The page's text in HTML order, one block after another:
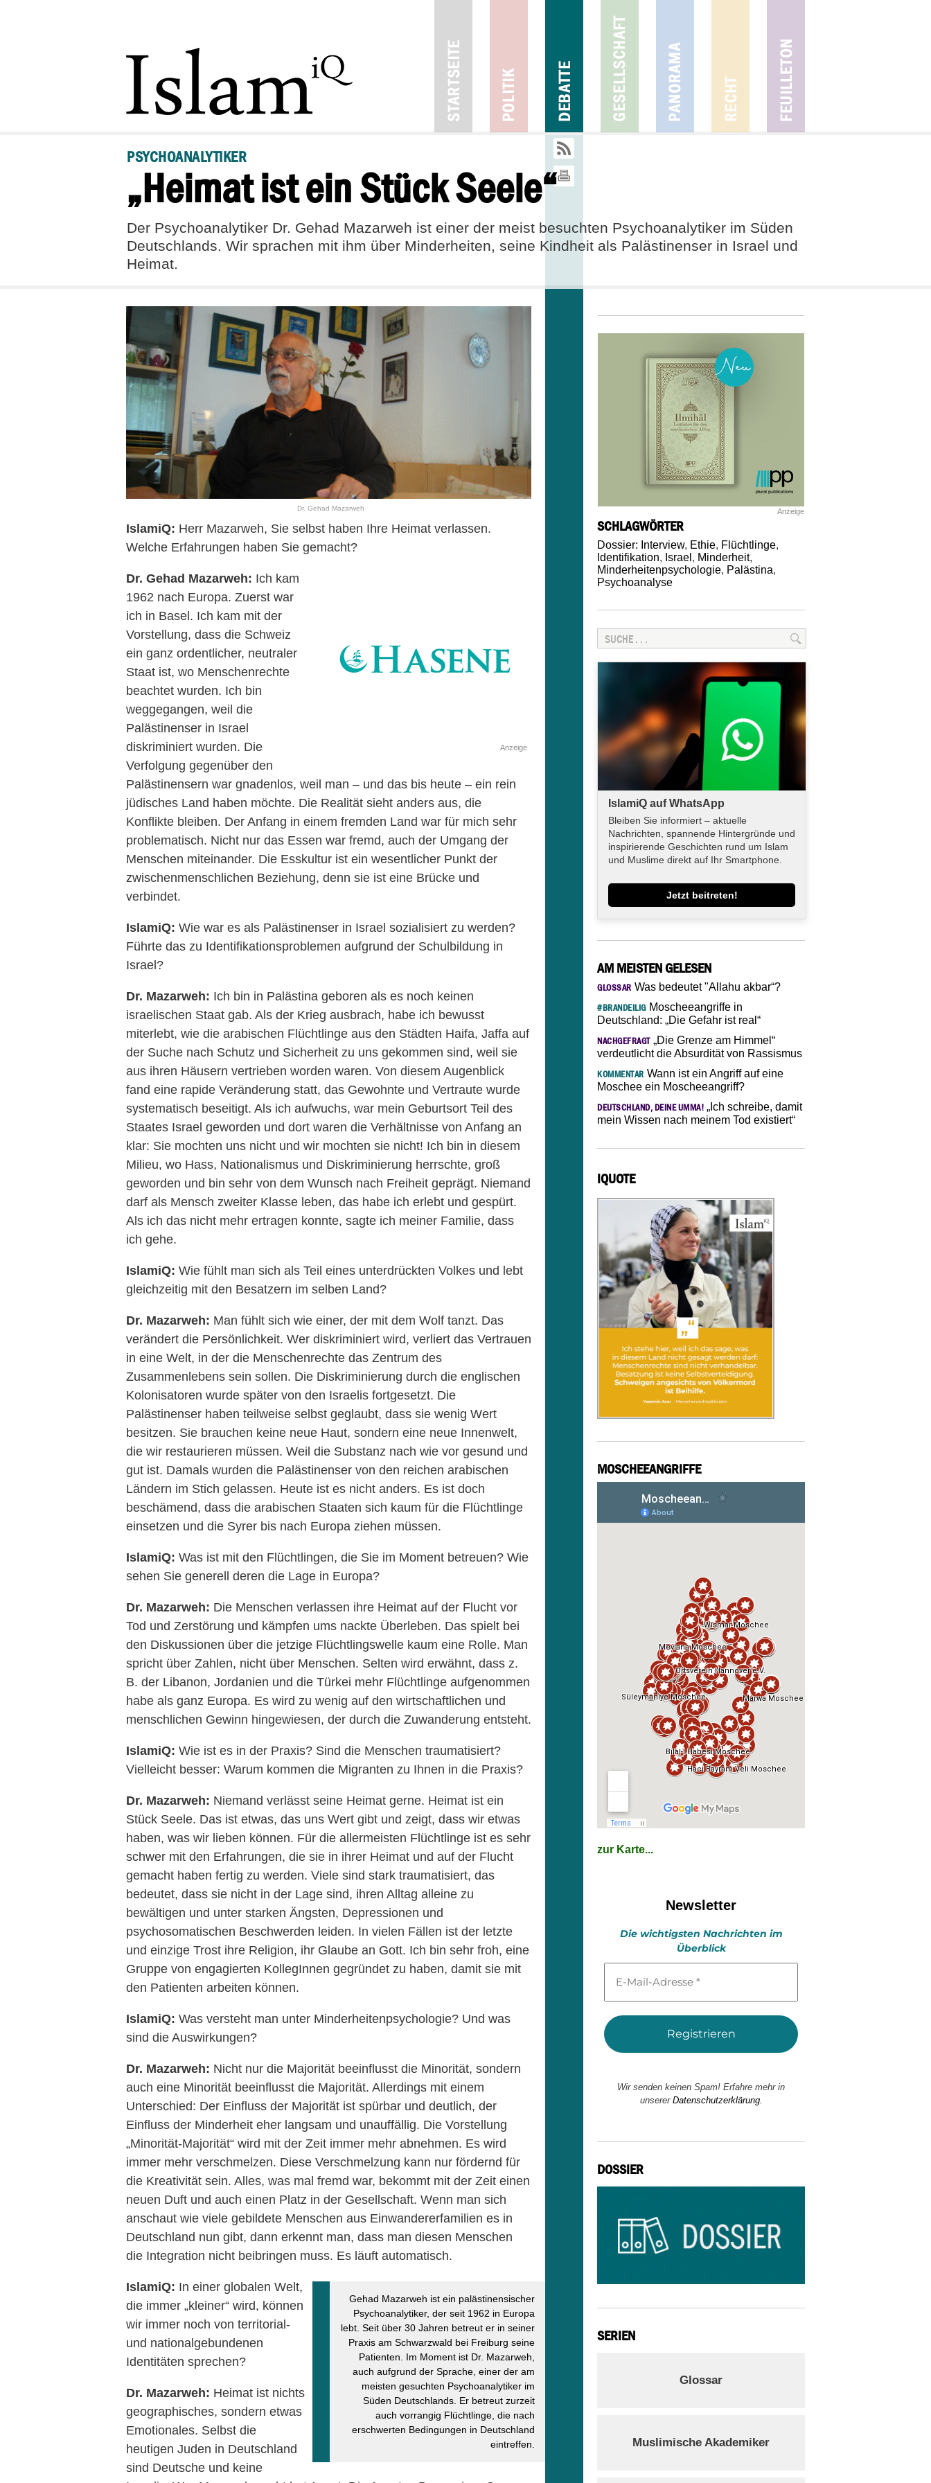
PSYCHOANALYTIKER
„Heimat ist ein Stück Seele“
Der Psychoanalytiker Dr. Gehad Mazarweh ist einer der meist besuchten Psychoanalytiker im Süden
Deutschlands. Wir sprachen mit ihm über Minderheiten, seine Kindheit als Palästinenser in Israel und
Heimat.
04
11
2015
0
Dr. Gehad Mazarweh
IslamiQ: Herr Mazarweh, Sie selbst haben Ihre Heimat verlassen.
Welche Erfahrungen haben Sie gemacht?
Anzeige
Dr. Gehad Mazarweh: Ich kam
1962 nach Europa. Zuerst war
ich in Basel. Ich kam mit der
Vorstellung, dass die Schweiz
ein ganz ordentlicher, neutraler
Staat ist, wo Menschenrechte
beachtet wurden. Ich bin
weggegangen, weil die
Palästinenser in Israel
diskriminiert wurden. Die
Verfolgung gegenüber den
Palästinensern war gnadenlos, weil man – und das bis heute – ein rein
jüdisches Land haben möchte. Die Realität sieht anders aus, die
Konflikte bleiben. Der Anfang in einem fremden Land war für mich sehr
problematisch. Nicht nur das Essen war fremd, auch der Umgang der
Menschen miteinander. Die Esskultur ist ein wesentlicher Punkt der
zwischenmenschlichen Beziehung, denn sie ist eine Brücke und
verbindet.
IslamiQ: Wie war es als Palästinenser in Israel sozialisiert zu werden?
Führte das zu Identifikationsproblemen aufgrund der Schulbildung in
Israel?
Dr. Mazarweh: Ich bin in Palästina geboren als es noch keinen
israelischen Staat gab. Als der Krieg ausbrach, habe ich bewusst
miterlebt, wie die arabischen Flüchtlinge aus den Städten Haifa, Jaffa auf
der Suche nach Schutz und Sicherheit zu uns gekommen sind, weil sie
aus ihren Häusern vertrieben worden waren. Von diesem Augenblick
fand eine rapide Veränderung statt, das Gewohnte und Vertraute wurde
systematisch beseitigt. Als ich aufwuchs, war mein Geburtsort Teil des
Staates Israel geworden und dort waren die Verhältnisse von Anfang an
klar: Sie mochten uns nicht und wir mochten sie nicht! Ich bin in diesem
Milieu, wo Hass, Nationalismus und Diskriminierung herrschte, groß
geworden und bin sehr von dem Wunsch nach Freiheit geprägt. Niemand
darf als Mensch zweiter Klasse leben, das habe ich erlebt und gespürt.
Als ich das nicht mehr ertragen konnte, sagte ich meiner Familie, dass
ich gehe.
IslamiQ: Wie fühlt man sich als Teil eines unterdrückten Volkes und lebt
gleichzeitig mit den Besatzern im selben Land?
Dr. Mazarweh: Man fühlt sich wie einer, der mit dem Wolf tanzt. Das
verändert die Persönlichkeit. Wer diskriminiert wird, verliert das Vertrauen
in eine Welt, in der die Menschenrechte das Zentrum des
Zusammenlebens sein sollen. Die Diskriminierung durch die englischen
Kolonisatoren wurde später von den Israelis fortgesetzt. Die
Palästinenser haben teilweise selbst geglaubt, dass sie wenig Wert
besitzen. Sie brauchen keine neue Haut, sondern eine neue Innenwelt,
die wir restaurieren müssen. Weil die Substanz nach wie vor gesund und
gut ist. Damals wurden die Palästinenser von den reichen arabischen
Ländern im Stich gelassen. Heute ist es nicht anders. Es ist doch
beschämend, dass die arabischen Staaten sich kaum für die Flüchtlinge
einsetzen und die Syrer bis nach Europa ziehen müssen.
IslamiQ: Was ist mit den Flüchtlingen, die Sie im Moment betreuen? Wie
sehen Sie generell deren die Lage in Europa?
Dr. Mazarweh: Die Menschen verlassen ihre Heimat auf der Flucht vor
Tod und Zerstörung und kämpfen ums nackte Überleben. Das spielt bei
den Diskussionen über die jetzige Flüchtlingswelle kaum eine Rolle. Man
spricht über Zahlen, nicht über Menschen. Selten wird erwähnt, dass z.
B. der Libanon, Jordanien und die Türkei mehr Flüchtlinge aufgenommen
habe als ganz Europa. Es wird zu wenig auf den wirtschaftlichen und
menschlichen Gewinn hingewiesen, der durch die Zuwanderung entsteht.
IslamiQ: Wie ist es in der Praxis? Sind die Menschen traumatisiert?
Vielleicht besser: Warum kommen die Migranten zu Ihnen in die Praxis?
Dr. Mazarweh: Niemand verlässt seine Heimat gerne. Heimat ist ein
Stück Seele. Das ist etwas, das uns Wert gibt und zeigt, dass wir etwas
haben, was wir lieben können. Für die allermeisten Flüchtlinge ist es sehr
schwer mit den Erfahrungen, die sie in ihrer Heimat und auf der Flucht
gemacht haben fertig zu werden. Viele sind stark traumatisiert, das
bedeutet, dass sie nicht in der Lage sind, ihren Alltag alleine zu
bewältigen und unter starken Ängsten, Depressionen und
psychosomatischen Beschwerden leiden. In vielen Fällen ist der letzte
und einzige Trost ihre Religion, ihr Glaube an Gott. Ich bin sehr froh, eine
Gruppe von engagierten KollegInnen gegründet zu haben, damit sie mit
den Patienten arbeiten können.
IslamiQ: Was versteht man unter Minderheitenpsychologie? Und was
sind die Auswirkungen?
Dr. Mazarweh: Nicht nur die Majorität beeinflusst die Minorität, sondern
auch eine Minorität beeinflusst die Majorität. Allerdings mit einem
Unterschied: Der Einfluss der Majorität ist spürbar und deutlich, der
Einfluss der Minderheit eher langsam und unauffällig. Die Vorstellung
„Minorität-Majorität“ wird mit der Zeit immer mehr abnehmen. Es wird
immer mehr verschmelzen. Diese Verschmelzung kann nur fördernd für
die Kreativität sein. Alles, was mal fremd war, bekommt mit der Zeit einen
neuen Duft und auch einen Platz in der Gesellschaft. Wenn man sich
anschaut wie viele gebildete Menschen aus Einwandererfamilien es in
Deutschland nun gibt, dann erkennt man, dass man diesen Menschen
die Integration nicht beibringen muss. Es läuft automatisch.
Gehad Mazarweh ist ein palästinensischer
Psychoanalytiker, der seit 1962 in Europa
lebt. Seit über 30 Jahren betreut er in seiner
Praxis am Schwarzwald bei Freiburg seine
Patienten. Im Moment ist Dr. Mazarweh,
auch aufgrund der Sprache, einer der am
meisten gesuchten Psychoanalytiker im
Süden Deutschlands. Er betreut zurzeit
auch vorrangig Flüchtlinge, die nach
erschwerten Bedingungen in Deutschland
eintreffen.
IslamiQ: In einer globalen Welt,
die immer „kleiner“ wird, können
wir immer noch von territorial-
und nationalgebundenen
Identitäten sprechen?
Dr. Mazarweh: Heimat ist nichts
geographisches, sondern etwas
Emotionales. Selbst die
heutigen Juden in Deutschland
sind Deutsche und keine
Anzeige
SCHLAGWÖRTER
Dossier: Interview, Ethie, Flüchtlinge,
Identifikation, Israel , Minderheit,
Minderheitenpsychologie, Palästina,
Psychoanalyse
IslamiQ auf WhatsApp
Bleiben Sie informiert – aktuelle
Nachrichten, spannende Hintergründe und
inspirierende Geschichten rund um Islam
und Muslime direkt auf Ihr Smartphone.
Jetzt beitreten!
AM MEISTEN GELESEN
GLOSSAR Was bedeutet "Allahu akbar“?
#BRANDEILIGMoscheeangriffe in
Deutschland: „Die Gefahr ist real“
NACHGEFRAGT„Die Grenze am Himmel“
verdeutlicht die Absurdität von Rassismus
KOMMENTAR Wann ist ein Angriff auf eine
Moschee ein Moscheeangriff?
DEUTSCHLAND, DEINE UMMA! „Ich schreibe, damit
mein Wissen nach meinem Tod existiert“
IQUOTE
MOSCHEEANGRIFFE
zur Karte...
Newsletter
Die wichtigsten Nachrichten im
Überblick
Mail-
*
Wir senden keinen Spam! Erfahre mehr in
unserer Datenschutzerklärung.
DOSSIER
SERIEN
Glossar
Muslimische Akademiker